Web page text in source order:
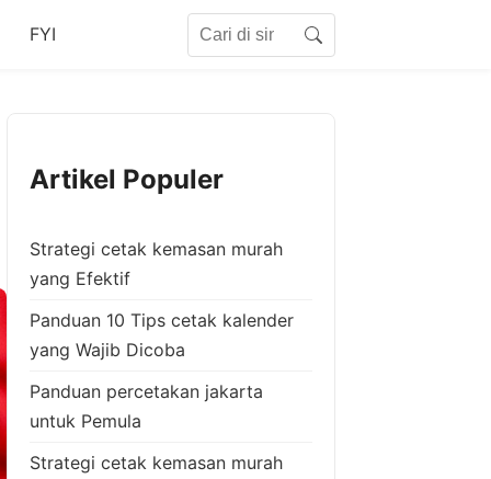
FYI Search
Artikel Populer
Strategi cetak kemasan murah
yang Efektif
Panduan 10 Tips cetak kalender
yang Wajib Dicoba
Panduan percetakan jakarta
untuk Pemula
Strategi cetak kemasan murah